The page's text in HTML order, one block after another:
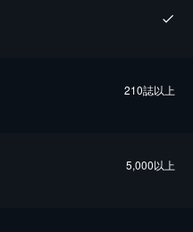
210誌以上
5,000以上